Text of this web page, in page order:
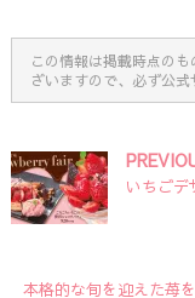
この情報は掲載時点の
ざいますので、必ず公式
いちごデ
本格的な旬を迎えた苺